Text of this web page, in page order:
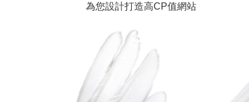
為您設計打造高CP值網站